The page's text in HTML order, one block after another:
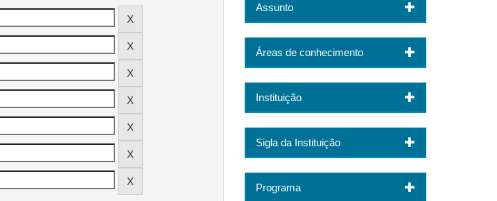
Assunto
Áreas de conhecimento
Instituição
Sigla da Instituição
Programa